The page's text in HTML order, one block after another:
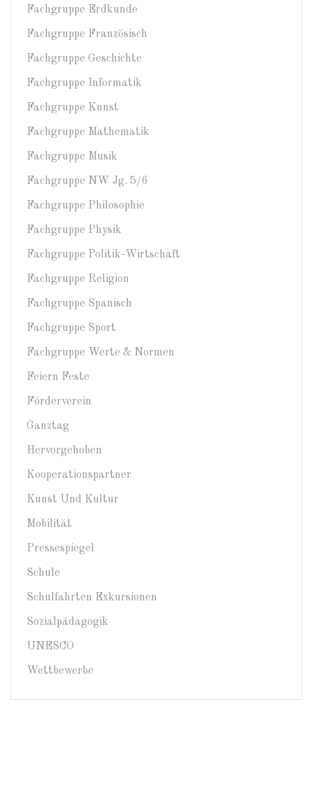
Fachgruppe Erdkunde
Fachgruppe Französisch
Fachgruppe Geschichte
Fachgruppe Informatik
Fachgruppe Kunst
Fachgruppe Mathematik
Fachgruppe Musik
Fachgruppe NW Jg. 5/6
Fachgruppe Philosophie
Fachgruppe Physik
Fachgruppe Politik-Wirtschaft
Fachgruppe Religion
Fachgruppe Spanisch
Fachgruppe Sport
Fachgruppe Werte & Normen
Feiern Feste
Förderverein
Ganztag
Hervorgehoben
Kooperationspartner
Kunst Und Kultur
Mobilität
Pressespiegel
Schule
Schulfahrten Exkursionen
Sozialpädagogik
UNESCO
Wettbewerbe